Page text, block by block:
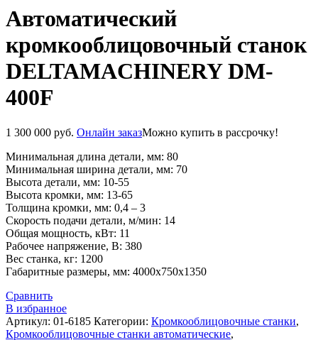
Автоматический
кромкооблицовочный станок
DELTAMACHINERY DM-
400F
1 300 000 руб. Онлайн заказМожно купить в рассрочку!
Минимальная длина детали, мм: 80
Минимальная ширина детали, мм: 70
Высота детали, мм: 10-55
Высота кромки, мм: 13-65
Толщина кромки, мм: 0,4 – 3
Скорость подачи детали, м/мин: 14
Общая мощность, кВт: 11
Рабочее напряжение, В: 380
Вес станка, кг: 1200
Габаритные размеры, мм: 4000х750х1350
Сравнить
В избранное
Артикул: 01-6185 Категории: Кромкооблицовочные станки,
Кромкооблицовочные станки автоматические,